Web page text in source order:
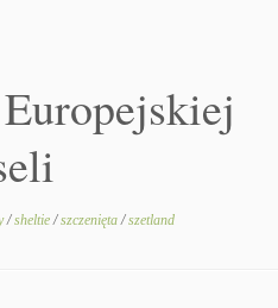
/sheltie/szczenięta/szetland